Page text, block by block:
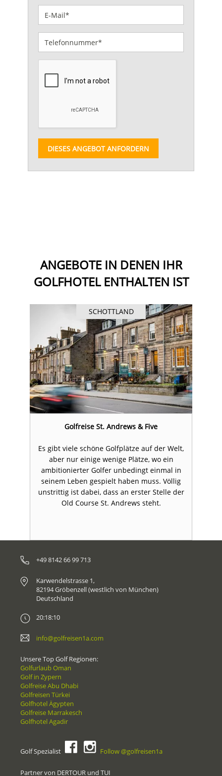
DIESES ANGEBOT ANFORDERN
ANGEBOTE IN DENEN IHR
GOLFHOTEL ENTHALTEN IST
SCHOTTLAND
Golfreise St. Andrews & Five
Es gibt viele schöne Golfplätze auf der Welt,
aber nur einige wenige Plätze, wo ein
ambitionierter Golfer unbedingt einmal in
seinem Leben gespielt haben muss. Völlig
unstrittig ist dabei, dass an erster Stelle der
Old Course St. Andrews steht.
+49 8142 66 99 713
Karwendelstrasse 1,
82194 Gröbenzell (westlich von München)
Deutschland
20:18:10
info@golfreisen1a.com
Unsere Top Golf Regionen:
Golfurlaub Oman
Golf in Zypern
Golfreise Abu Dhabi
Golfreisen Türkei
Golfhotel Ägypten
Golfreise Marrakesch
Golfhotel Agadir
Golf Spezialist Follow @golfreisen1a
Partner von DERTOUR und TUI